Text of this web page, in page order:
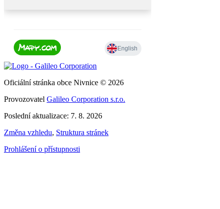
Oficiální stránka obce Nivnice © 2026
Provozovatel Galileo Corporation s.r.o.
Poslední aktualizace: 7. 8. 2026
Změna vzhledu, Struktura stránek
Prohlášení o přístupnosti